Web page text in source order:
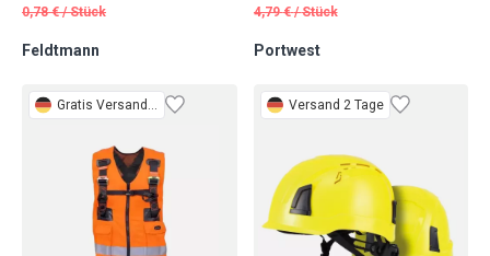
0,78 € /Stück
Feldtmann
4,79 € /Stück
Portwest
Gratis Versand 3 Tage Versand 2 Tage